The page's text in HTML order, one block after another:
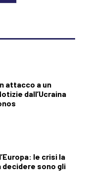
attacco a un
dall’Ucraina
le crisi la
decidere sono gli